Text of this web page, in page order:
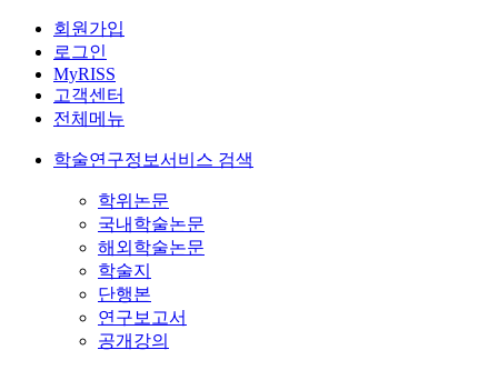
회원가입
로그인
MyRISS
고객센터
전체메뉴
학술연구정보서비스 검색
학위논문
국내학술논문
해외학술논문
학술지
단행본
연구보고서
공개강의